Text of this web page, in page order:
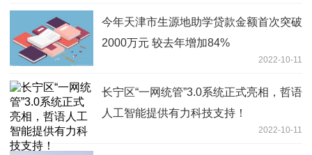
今年天津市生源地助学贷款金额首次突破
2000万元 较去年增加84%
2022-10-11
长宁区“一网统管”3.0系统正式亮相，哲语
人工智能提供有力科技支持！
2022-10-11